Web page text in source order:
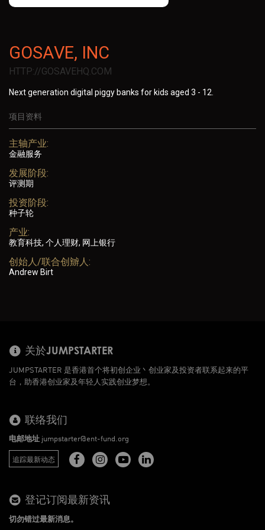
GOSAVE, INC
HTTP://GOSAVEHQ.COM
Next generation digital piggy banks for kids aged 3 - 12.
项目资料
主轴产业:
金融服务
发展阶段:
评测期
投资阶段:
种子轮
产业:
教育科技, 个人理财, 网上银行
创始人/联合创辧人:
Andrew Birt
关於JUMPSTARTER
JUMPSTARTER 是香港首个将初创企业丶创业家及投资者联系起来的平
台，助香港创业家及年轻人实践创业梦想。
联络我们
电邮地址 jumpstarter@ent-fund.org
追踪最新动态
登记订阅最新资讯
切勿错过最新消息。